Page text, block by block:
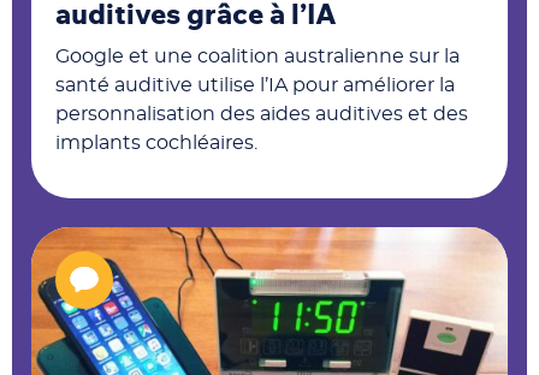
auditives grâce à l’IA
Google et une coalition australienne sur la
santé auditive utilise l’IA pour améliorer la
personnalisation des aides auditives et des
implants cochléaires.